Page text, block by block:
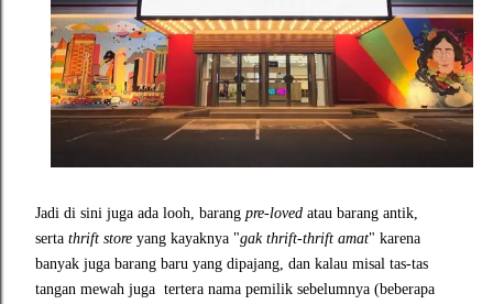
Jadi di sini juga ada looh, barang pre-loved atau barang antik,
serta thrift store yang kayaknya "gak thrift-thrift amat" karena
banyak juga barang baru yang dipajang, dan kalau misal tas-tas
tangan mewah juga tertera nama pemilik sebelumnya (beberapa